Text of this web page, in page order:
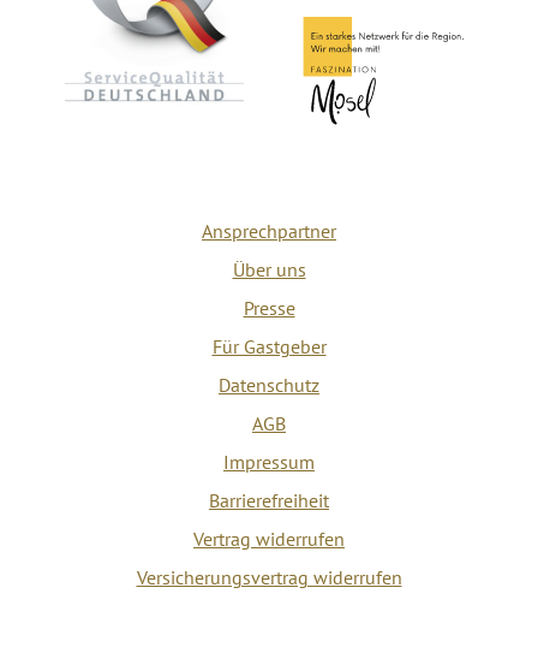
Ansprechpartner
Über uns
Presse
Für Gastgeber
Datenschutz
AGB
Impressum
Barrierefreiheit
Vertrag widerrufen
Versicherungsvertrag widerrufen